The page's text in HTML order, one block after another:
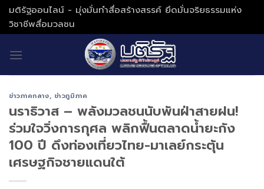
Skip
to
content
มติรัฐออนไลน์ - มุ่งมั่นทำสื่อสร้างสรรค์ ยึดมั่นจริยธรรมแห่ง
วิชาชีพสื่อมวลชน
ข่าวภาคกลาง, ข่าวภูมิภาค
นราธิวาส – พลังมวลชนนับพันฝ่าสายฝน!
ร่วมใจวิ่งการกุศล พลิกฟื้นตลาดน้ำยะกัง
100 ปี ดึงท่องเที่ยวไทย-มาเลย์กระตุ้น
เศรษฐกิจชายแดนใต้